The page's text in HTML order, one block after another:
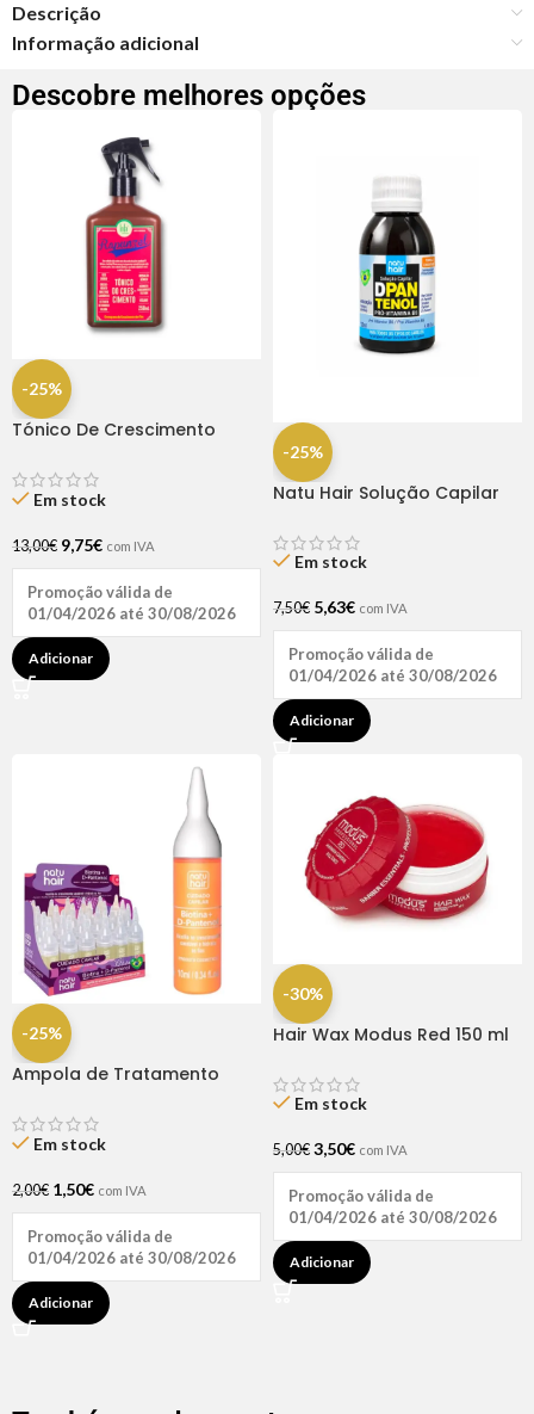
Descrição
Informação adicional
Descobre melhores opções
-25%
Tónico De Crescimento
Em stock
13,00€ 9,75€ com IVA
Promoção válida de
01/04/2026 até 30/08/2026
Adicionar
-25%
Natu Hair Solução Capilar
Em stock
7,50€ 5,63€ com IVA
Promoção válida de
01/04/2026 até 30/08/2026
Adicionar
-25%
Ampola de Tratamento
Hair (1 UNIDADE)
Em stock
2,00€ 1,50€ com IVA
Promoção válida de
01/04/2026 até 30/08/2026
Adicionar
-30%
Hair Wax Modus Red 150 ml
Em stock
5,00€ 3,50€ com IVA
Promoção válida de
01/04/2026 até 30/08/2026
Adicionar